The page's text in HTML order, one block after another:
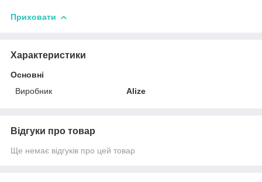
Приховати
Характеристики
Основні
Виробник
Alize
Відгуки про товар
Ще немає відгуків про цей товар